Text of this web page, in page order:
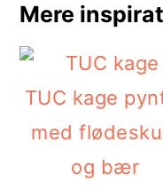
Mere
TUC kage
med
og bær